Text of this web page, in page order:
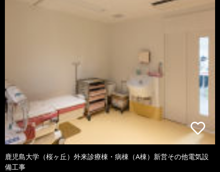
鹿児島大学（桜ヶ丘）外来診療棟・病棟（A棟）新営その他電気設
備工事